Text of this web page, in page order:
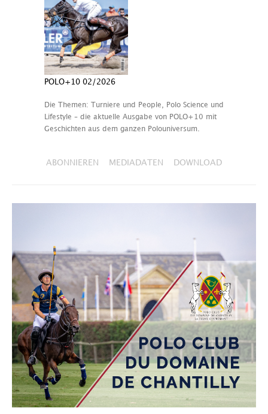
POLO+10 02/2026
Die Themen: Turniere und People, Polo Science und
Lifestyle – die aktuelle Ausgabe von POLO+10 mit
Geschichten aus dem ganzen Polouniversum.
ABONNIEREN MEDIADATEN DOWNLOAD